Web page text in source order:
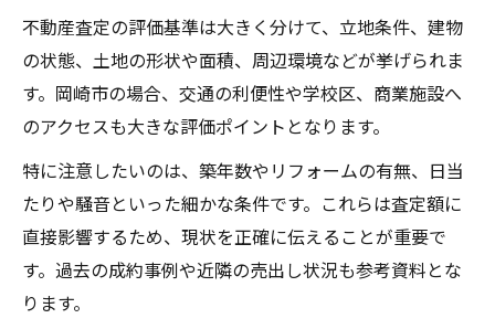
不動産査定の評価基準は大きく分けて、立地条件、建物
の状態、土地の形状や面積、周辺環境などが挙げられま
す。岡崎市の場合、交通の利便性や学校区、商業施設へ
のアクセスも大きな評価ポイントとなります。
特に注意したいのは、築年数やリフォームの有無、日当
たりや騒音といった細かな条件です。これらは査定額に
直接影響するため、現状を正確に伝えることが重要で
す。過去の成約事例や近隣の売出し状況も参考資料とな
ります。